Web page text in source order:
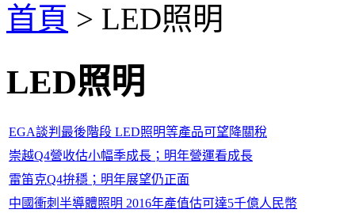
首頁 > LED照明
LED照明
EGA談判最後階段 LED照明等產品可望降關稅
崇越Q4營收估小幅季成長；明年營運看成長
雷笛克Q4拚穩；明年展望仍正面
中國衝刺半導體照明 2016年產值估可達5千億人民幣